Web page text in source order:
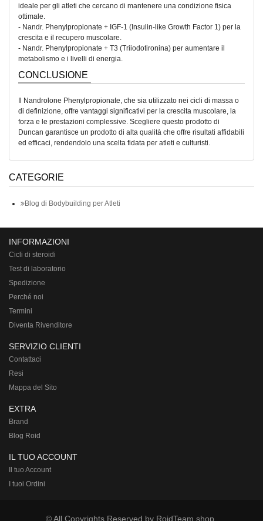
ideale per gli atleti che cercano di mantenere una condizione fisica
ottimale.
- Nandr. Phenylpropionate + IGF-1 (Insulin-like Growth Factor 1) per la
crescita e il recupero muscolare.
- Nandr. Phenylpropionate + T3 (Triiodotironina) per aumentare il
metabolismo e i livelli di energia.
CONCLUSIONE
Il Nandrolone Phenylpropionate, che sia utilizzato nei cicli di massa o
di definizione, offre vantaggi significativi per la crescita muscolare, la
forza e le prestazioni complessive. Scegliere questo prodotto di
Duncan garantisce un prodotto di alta qualità che offre risultati affidabili
ed efficaci, rendendolo una scelta fidata per atleti e culturisti.
CATEGORIE
Blog di Bodybuilding per Atleti
INFORMAZIONI
Cicli di steroidi
Test di laboratorio
Spedizione
Perché noi
Termini
Diventa Rivenditore
SERVIZIO CLIENTI
Contattaci
Resi
Mappa del Sito
EXTRA
Brand
Blog Roid
IL TUO ACCOUNT
Il tuo Account
I tuoi Ordini
© All Copyrights Reserved by RoidTeam.shop